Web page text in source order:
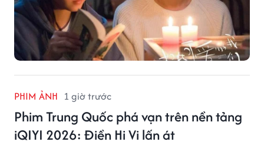
PHIM ẢNH 1 giờ trước
Phim Trung Quốc phá vạn trên nền tảng
iQIYI 2026: Điền Hi Vi lấn át